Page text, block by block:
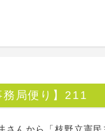
務局便り】211
さんから「枝野立憲